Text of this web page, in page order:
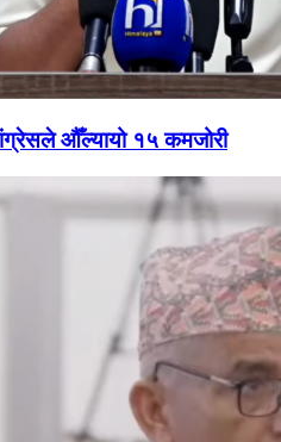
औँल्यायो १५ कमजोरी